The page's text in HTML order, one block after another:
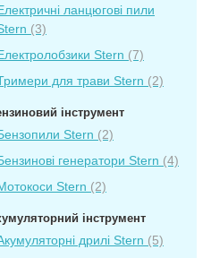
ланцюгові пили
(3)
Stern (7)
для трави Stern (2)
інструмент
Stern (2)
генератори Stern (4)
Stern (2)
інструмент
дрилі Stern (5)